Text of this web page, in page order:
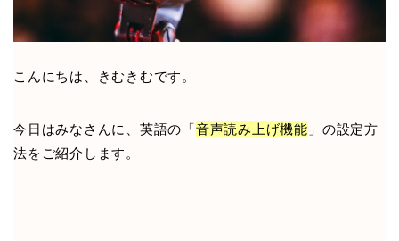
こんにちは、きむきむです。
今日はみなさんに、英語の「音声読み上げ機能 」の設定方
法をご紹介します。